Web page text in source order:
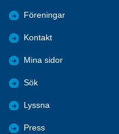
Föreningar
Kontakt
Mina sidor
Sök
Lyssna
Press